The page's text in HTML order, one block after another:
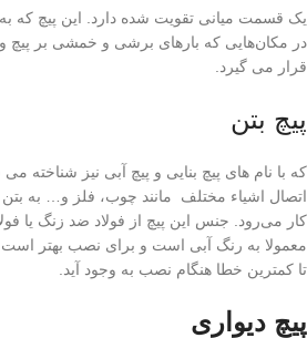
یک قسمت میانى تقویت شده دارد. این پیچ که
در مکان‌هایی که بارهاى برشى و خمشى بر پیچ
قرار می گیرد.
پیچ بتن
که با نام های پیچ بنایی و پیچ آبی نیز
اتصال اشیاء مختلف مانند چوب، فلز و… به بتن
کار می‌رود. جنس این پیچ از فولاد ضد زنگ یا
معمولا به رنگ آبی است و برای نصب بهتر
تا کمترین خطا هنگام نصب به وجود آید.
پیچ دیواری